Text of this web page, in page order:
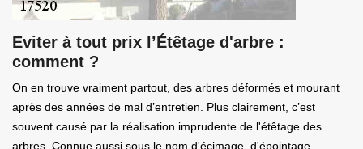
Eviter à tout prix l’Étêtage d'arbre :
comment ?
On en trouve vraiment partout, des arbres déformés et mourant
après des années de mal d’entretien. Plus clairement, c’est
souvent causé par la réalisation imprudente de l'étêtage des
arbres. Connue aussi sous le nom d'écimage, d'épointage,